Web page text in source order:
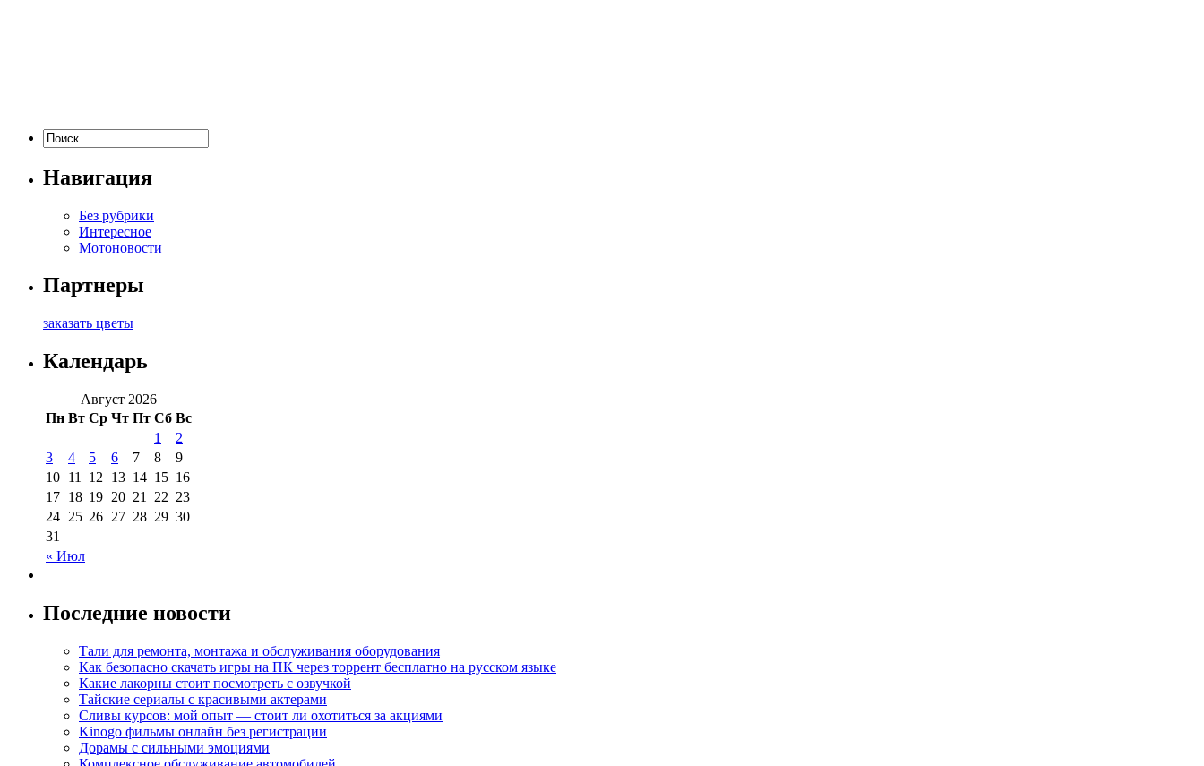
Навигация
Без рубрики
Интересное
Мотоновости
Партнеры
заказать цветы
Календарь
Август 2026
Пн Вт Ср Чт Пт Сб Вс
« Июл
1
2
3
4 5 6 7 8
9
10 11 12 13 14 15 16
17 18 19 20 21 22 23
24 25 26 27 28 29 30
31
Последние новости
Тали для ремонта, монтажа и обслуживания оборудования
Как безопасно скачать игры на ПК через торрент бесплатно на русском языке
Какие лакорны стоит посмотреть с озвучкой
Тайские сериалы с красивыми актерами
Сливы курсов: мой опыт — стоит ли охотиться за акциями
Kinogo фильмы онлайн без регистрации
Дорамы с сильными эмоциями